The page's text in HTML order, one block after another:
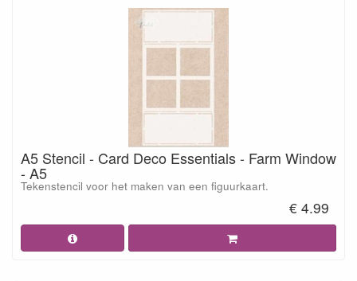
A5 Stencil - Card Deco Essentials - Farm Window
- A5
Tekenstencil voor het maken van een figuurkaart.
€ 4.99